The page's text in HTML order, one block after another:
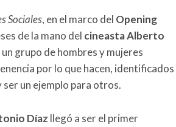
Sociales, en el marco del Opening
de la mano del cineasta Alberto
grupo de hombres y mujeres
por lo que hacen, identificados
ser un ejemplo para otros.
Díaz llegó a ser el primer